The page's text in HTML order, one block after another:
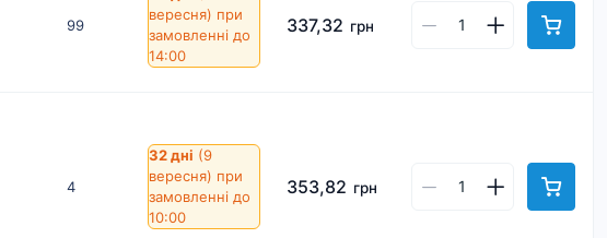
99
вересня) при
замовленні до
14:00
337,32 грн
4
32 дні (9
вересня) при
замовленні до
10:00
353,82 грн